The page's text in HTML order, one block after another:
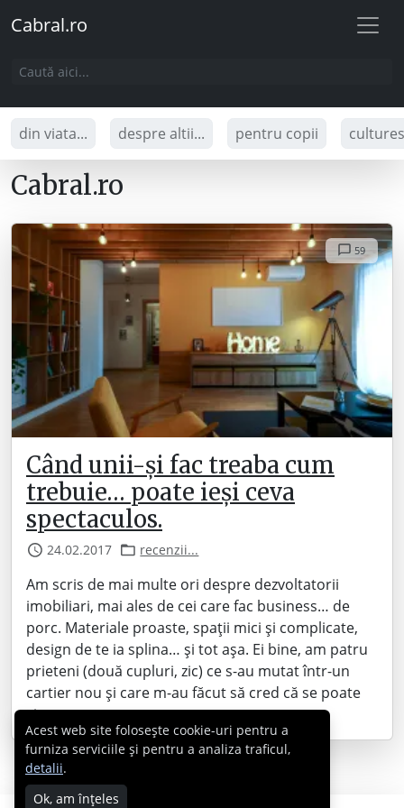
Cabral.ro
din viata... despre altii... pentru copii
Cabral.ro
59
Când unii-și fac treaba cum
trebuie… poate ieși ceva
spectaculos.
24.02.2017 recenzii...
Am scris de mai multe ori despre dezvoltatorii
imobiliari, mai ales de cei care fac business… de
porc. Materiale proaste, spații mici și complicate,
design de te ia splina… și tot așa. Ei bine, am patru
prieteni (două cupluri, zic) ce s-au mutat într-un
cartier nou și care m-au făcut să cred că se poate
și…
Acest web site folosește cookie-uri pentru a
furniza serviciile și pentru a analiza traficul,
detalii.
Ok, am înțeles